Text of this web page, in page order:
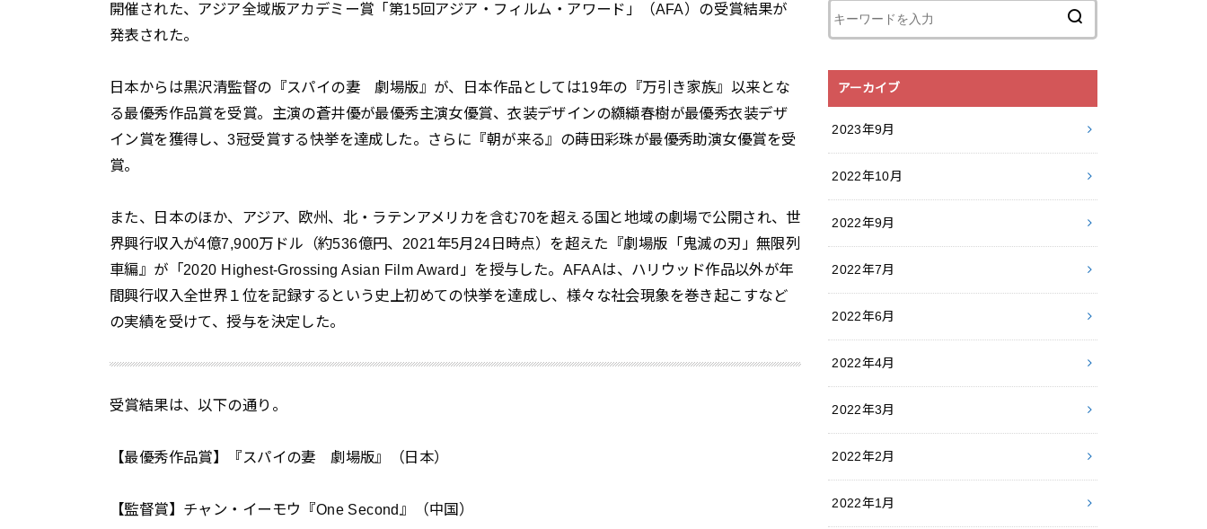
開催された、アジア全域版アカデミー賞「第15回アジア・フィルム・アワード」（AFA）の受賞結果が
発表された。
日本からは黒沢清監督の『スパイの妻 劇場版』が、日本作品としては19年の『万引き家族』以来とな
る最優秀作品賞を受賞。主演の蒼井優が最優秀主演女優賞、衣装デザインの纐纈春樹が最優秀衣装デザ
イン賞を獲得し、3冠受賞する快挙を達成した。さらに『朝が来る』の蒔田彩珠が最優秀助演女優賞を受
賞。
また、日本のほか、アジア、欧州、北・ラテンアメリカを含む70を超える国と地域の劇場で公開され、世
界興行収入が4億7,900万ドル（約536億円、2021年5月24日時点）を超えた『劇場版「鬼滅の刃」無限列
車編』が「2020 Highest-Grossing Asian Film Award」を授与した。AFAAは、ハリウッド作品以外が年
間興行収入全世界１位を記録するという史上初めての快挙を達成し、様々な社会現象を巻き起こすなど
の実績を受けて、授与を決定した。
受賞結果は、以下の通り。
【最優秀作品賞】『スパイの妻 劇場版』（日本）
【監督賞】チャン・イーモウ『One Second』（中国）
アーカイブ
2023年9月
2022年10月
2022年9月
2022年7月
2022年6月
2022年4月
2022年3月
2022年2月
2022年1月